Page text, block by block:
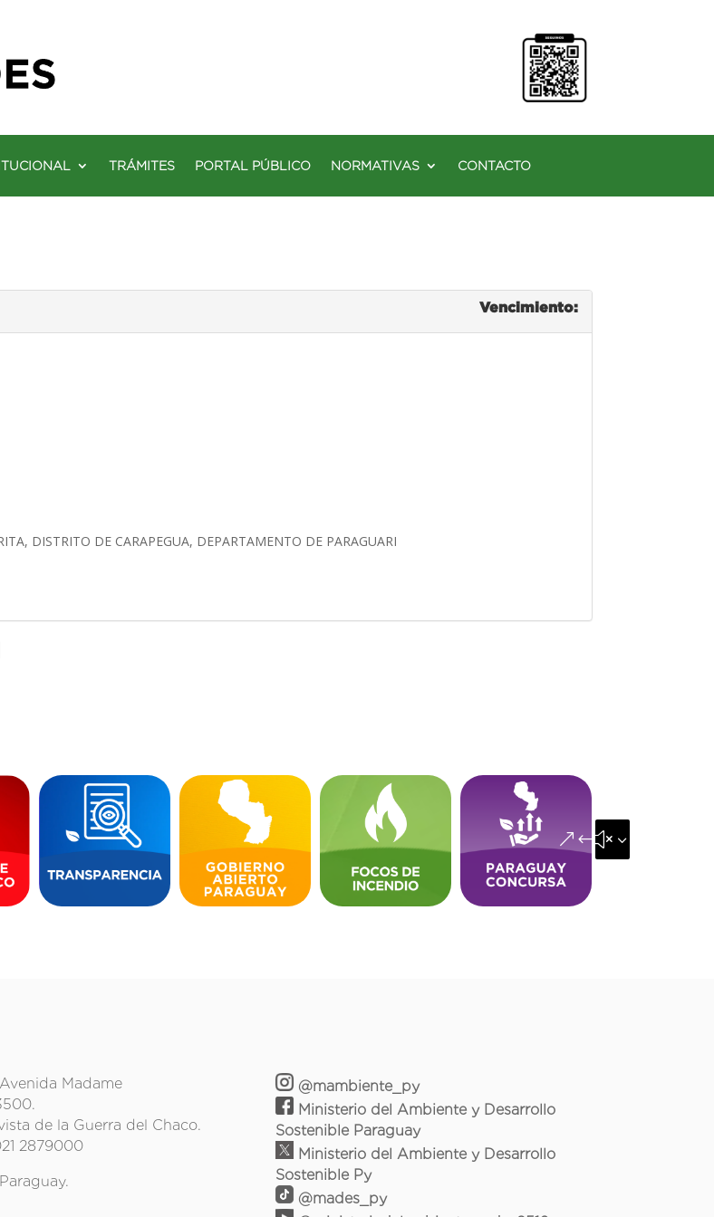
TRÁMITES PORTAL PÚBLICO NORMATIVAS CONTACTO
Vencimiento:
DISTRITO DE CARAPEGUA, DEPARTAMENTO DE PARAGUARI
&#x35;
Madame
de la Guerra del Chaco.
2879000
@mambiente_py
Ministerio del Ambiente y Desarrollo
Sostenible Paraguay
Ministerio del Ambiente y Desarrollo
Sostenible Py
@mades_py